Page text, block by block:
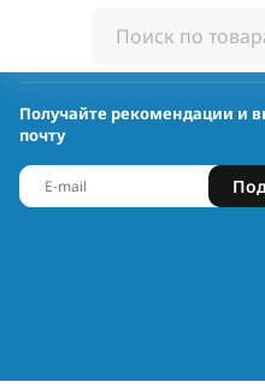
Получайте рекомендации и
почту